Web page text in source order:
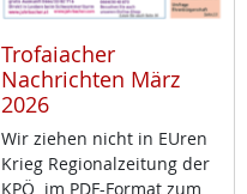
Trofaiacher
Nachrichten März
2026
Wir zie­hen nicht in EU­ren
Krieg Re­gio­nal­zei­tung der
KPÖ im PDF-For­mat zum